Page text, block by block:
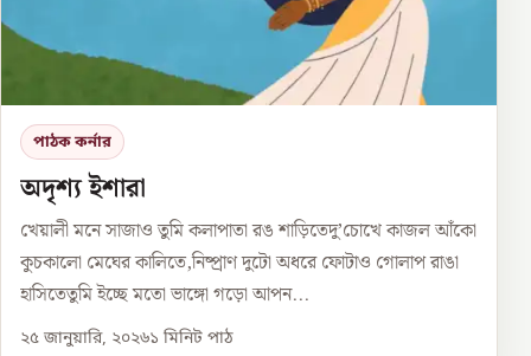
পাঠক কর্নার
অদৃশ্য ইশারা
খেয়ালী মনে সাজাও তুমি কলাপাতা রঙ শাড়িতেদু’চোখে কাজল আঁকো
কুচকালো মেঘের কালিতে,নিষ্প্রাণ দুটো অধরে ফোটাও গোলাপ রাঙা
হাসিতেতুমি ইচ্ছে মতো ভাঙ্গো গড়ো আপন...
২৫ জানুয়ারি, ২০২৬১ মিনিট পাঠ